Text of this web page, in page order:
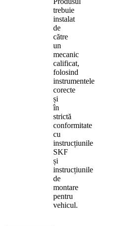
trebuie
instalat
de
către
un
mecanic
calificat,
folosind
instrumentele
corecte
și
în
strictă
conformitate
cu
instrucțiunile
SKF
și
instrucțiunile
de
montare
pentru
vehicul.